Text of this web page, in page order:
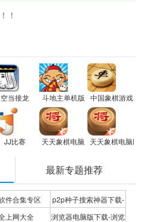
！
空当接龙 斗地主单机版 中国象棋游戏
JJ比赛 天天象棋电脑版天天象棋电脑版
最新专题推荐
件合集专区
p2p种子搜索神器下载-
P2P种子搜索神器专题
上网大全 浏览器电脑版下载-浏览